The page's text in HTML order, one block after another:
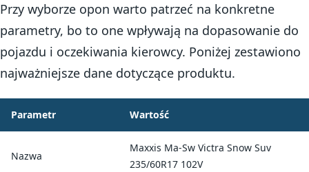
Przy wyborze opon warto patrzeć na konkretne
parametry, bo to one wpływają na dopasowanie do
pojazdu i oczekiwania kierowcy. Poniżej zestawiono
najważniejsze dane dotyczące produktu.
Parametr Wartość
Nazwa
Maxxis Ma-Sw Victra Snow Suv
235/60R17 102V